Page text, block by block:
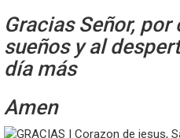
Gracias Señor,
sueños y al
día más
Amen